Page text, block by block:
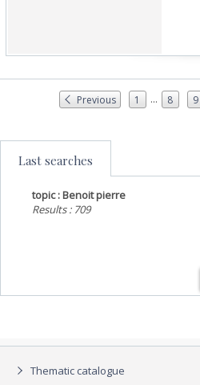
Previous 1 ... 8 9
Last searches
topic : Benoit pierre
Results : 709
Thematic catalogue